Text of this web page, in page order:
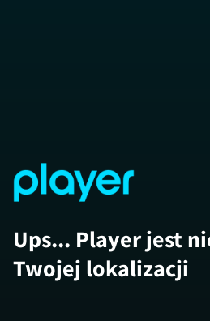
Ups... Player jest
Twojej lokalizacji